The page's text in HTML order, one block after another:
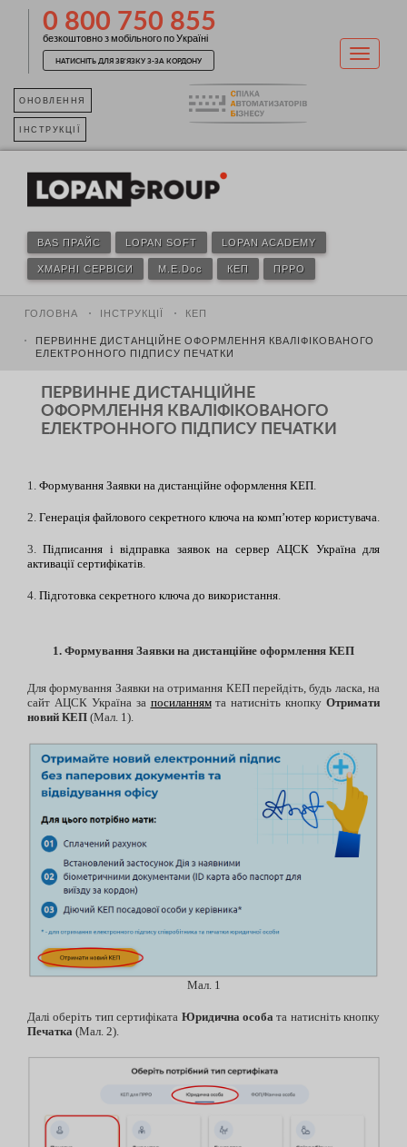
0 800 750 855
безкоштовно з мобільного по Україні
НАТИСНІТЬ ДЛЯ ЗВ'ЯЗКУ З-ЗА КОРДОНУ
ОНОВЛЕННЯ
ІНСТРУКЦІЇ
BAS ПРАЙС LOPAN SOFT LOPAN ACADEMY
ХМАРНІ СЕРВІСИ M.E.Doc КЕП ПРРО
ГОЛОВНА ІНСТРУКЦІЇ КЕП
ПЕРВИННЕ ДИСТАНЦІЙНЕ ОФОРМЛЕННЯ КВАЛІФІКОВАНОГО
ЕЛЕКТРОННОГО ПІДПИСУ ПЕЧАТКИ
ПЕРВИННЕ ДИСТАНЦІЙНЕ
ОФОРМЛЕННЯ КВАЛІФІКОВАНОГО
ЕЛЕКТРОННОГО ПІДПИСУ ПЕЧАТКИ
1. Формування Заявки на дистанційне оформлення КЕП
2. Генерація файлового секретного ключа на комп’ютер користувача
3.Підписання і відправка заявок на сервер АЦСК Україна для
активації сертифікатів
4. Підготовка секретного ключа до використання
1. Формування Заявки на дистанційне оформлення КЕП
Для формування Заявки на отримання КЕП перейдіть, будь ласка, на
сайт АЦСК Україна за посиланнямта натисніть кнопку Отримати
новий КЕП (Мал. 1).
Мал. 1
Далі оберіть тип сертифіката Юридична особа та натисніть кнопку
Печатка (Мал. 2).